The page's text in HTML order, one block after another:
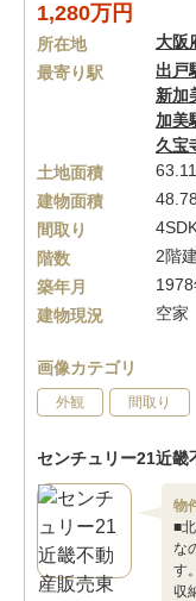
1,280万円
所在地 大阪
最寄り駅
出戸
新加
加美
久宝
土地面積
建物面積
間取り
階数
2階
築年月
1978
建物現況
空家
画像カテゴリ
外観 間取り
センチュリー21近畿
物
■
な
す
収